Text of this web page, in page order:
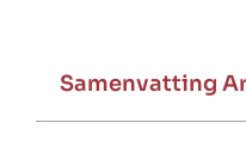
Samenvatting